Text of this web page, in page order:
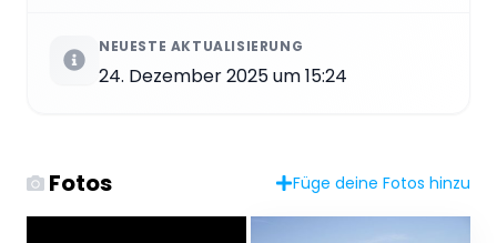
NEUESTE AKTUALISIERUNG
24. Dezember 2025 um 15:24
Fotos Füge deine Fotos hinzu